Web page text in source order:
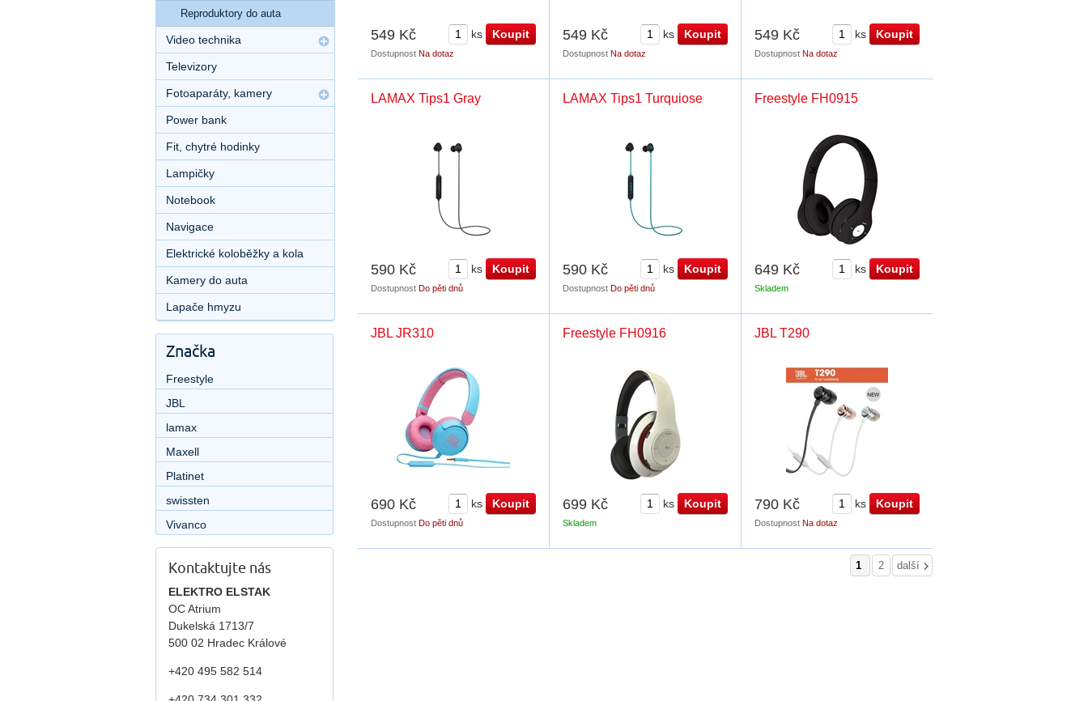
549 Kč ks
Dostupnost Na dotaz
549 Kč ks
Dostupnost Na dotaz
549 Kč ks
Dostupnost Na dotaz
LAMAX Tips1 Gray
590 Kč ks
Dostupnost Do pěti dnů
LAMAX Tips1 Turquiose
590 Kč ks
Dostupnost Do pěti dnů
Freestyle FH0915
649 Kč ks
Skladem
JBL JR310
690 Kč ks
Dostupnost Do pěti dnů
Freestyle FH0916
699 Kč ks
Skladem
JBL T290
790 Kč ks
Dostupnost Na dotaz
1 2 další
Reproduktory do auta
Video technika
Televizory
Fotoaparáty, kamery
Power bank
Fit, chytré hodinky
Lampičky
Notebook
Navigace
Elektrické koloběžky a kola
Kamery do auta
Lapače hmyzu
Značka
Freestyle
JBL
lamax
Maxell
Platinet
swissten
Vivanco
Kontaktujte nás
ELEKTRO ELSTAK
OC Atrium
Dukelská 1713/7
500 02 Hradec Králové
+420 495 582 514